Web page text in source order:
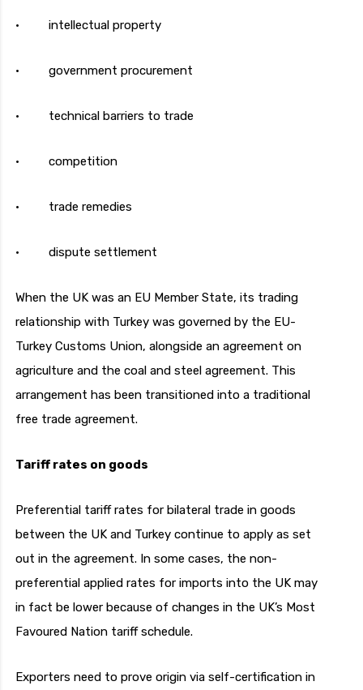
· intellectual property
· government procurement
· technical barriers to trade
· competition
· trade remedies
· dispute settlement
When the UK was an EU Member State, its trading
relationship with Turkey was governed by the EU-
Turkey Customs Union, alongside an agreement on
agriculture and the coal and steel agreement. This
arrangement has been transitioned into a traditional
free trade agreement.
Tariff rates on goods
Preferential tariff rates for bilateral trade in goods
between the UK and Turkey continue to apply as set
out in the agreement. In some cases, the non-
preferential applied rates for imports into the UK may
in fact be lower because of changes in the UK’s Most
Favoured Nation tariff schedule.
Exporters need to prove origin via self-certification in